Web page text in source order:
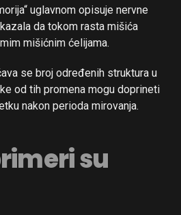
uglavnom opisuje nervne
da tokom rasta mišića
mišićnim ćelijama.
se broj određenih struktura u
od tih promena mogu doprineti
nakon perioda mirovanja.
su